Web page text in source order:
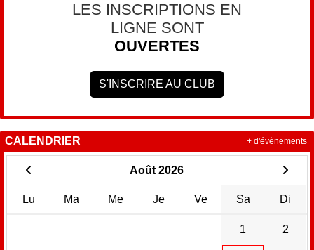
LES INSCRIPTIONS EN
LIGNE SONT
OUVERTES
S'INSCRIRE AU CLUB
CALENDRIER
Août 2026
Lu Ma Me Je Ve Sa Di
1 2
+ d'évènements